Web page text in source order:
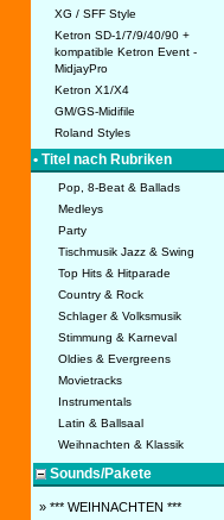
XG / SFF Style
Ketron SD-1/7/9/40/90 +
kompatible Ketron Event -
MidjayPro
Ketron X1/X4
GM/GS-Midifile
Roland Styles
• Titel nach Rubriken
Pop, 8-Beat & Ballads
Medleys
Party
Tischmusik Jazz & Swing
Top Hits & Hitparade
Country & Rock
Schlager & Volksmusik
Stimmung & Karneval
Oldies & Evergreens
Movietracks
Instrumentals
Latin & Ballsaal
Weihnachten & Klassik
Sounds/Pakete
» *** WEIHNACHTEN ***